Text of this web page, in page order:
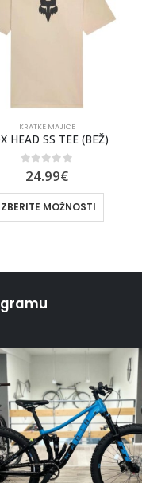
KRATKE MAJICE
HEAD SS TEE (BEŽ)
0out of 5
24.99€
MOŽNOSTI